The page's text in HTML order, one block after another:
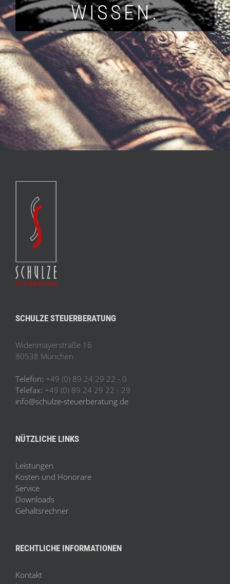
WISSEN.
SCHULZE STEUERBERATUNG
Widenmayerstraße 16
80538 München
Telefon: +49 (0) 89 24 29 22 - 0
Telefax: +49 (0) 89 24 29 22 - 29
info@schulze-steuerberatung.de
NÜTZLICHE LINKS
Leistungen
Kosten und Honorare
Service
Downloads
Gehaltsrechner
RECHTLICHE INFORMATIONEN
Kontakt